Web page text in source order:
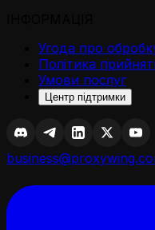
Угода про
Політика
Умови послуг
Центр підтримки